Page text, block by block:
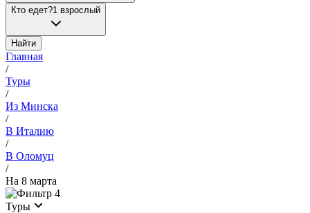
Кто едет?1 взрослый
Найти
Главная
/
Туры
/
Из Минска
/
В Италию
/
В Оломуц
/
На 8 марта
4
Туры